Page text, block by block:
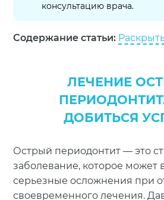
консультацию врача.
Содержание статьи:
ЛЕЧЕНИЕ
ДОБИТЬСЯ
Острый периодонтит — это
заболевание, которое может
серьезные осложнения при
своевременного лечения.